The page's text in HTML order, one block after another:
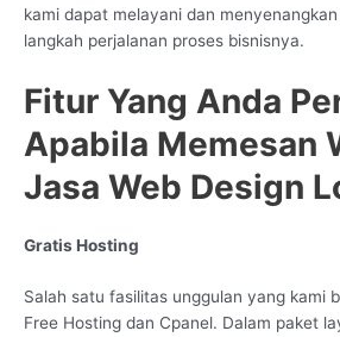
kami dapat melayani dan
langkah perjalanan proses bisnisnya.
Fitur Yang Anda
Apabila Memesan
Jasa Web Design
Gratis Hosting
Salah satu fasilitas unggulan yang kami
Free Hosting dan Cpanel. Dalam paket